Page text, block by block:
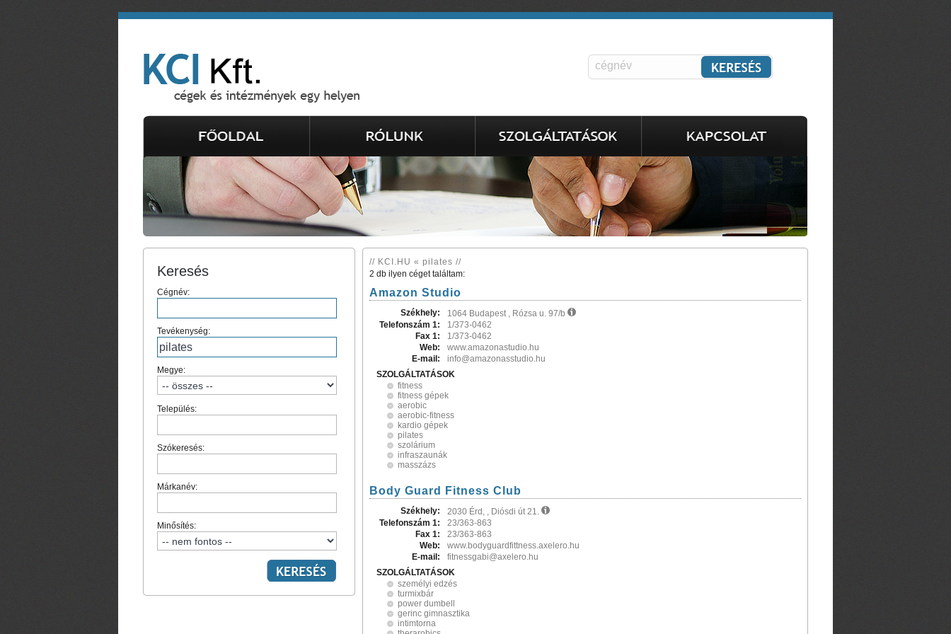
Keresés
Cégnév:
Tevékenység:
Megye:
Település:
Szókeresés:
Márkanév:
Minősítés:
// KCI.HU « pilates //
2 db ilyen céget találtam:
Amazon Studio
Székhely:
1064 Budapest , Rózsa u. 97/b
Telefonszám 1:
1/373-0462
Fax 1:
1/373-0462
Web:
www.amazonastudio.hu
E-mail:
info@amazonasstudio.hu
SZOLGÁLTATÁSOK
fitness
fitness gépek
aerobic
aerobic-fitness
kardio gépek
pilates
szolárium
infraszaunák
masszázs
Body Guard Fitness Club
Székhely:
2030 Érd, , Diósdi út 21.
Telefonszám 1:
23/363-863
Fax 1:
23/363-863
Web:
www.bodyguardfittness.axelero.hu
E-mail:
fitnessgabi@axelero.hu
SZOLGÁLTATÁSOK
személyi edzés
turmixbár
power dumbell
gerinc gimnasztika
intimtorna